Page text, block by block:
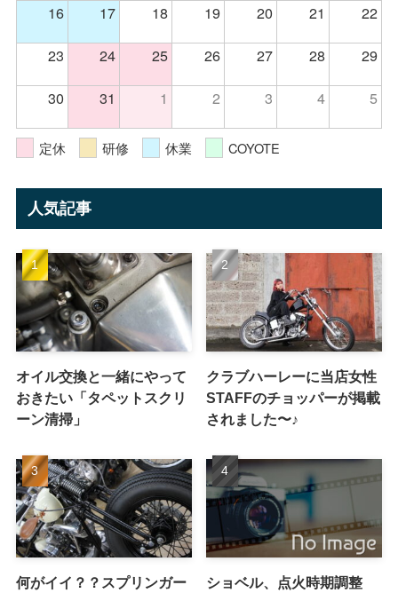
16
17 18 19 20 21
22
23
24 25 26 27 28
29
30
31 1 2 3 4 5
定休 研修 休業 COYOTE
人気記事
オイル交換と一緒にやって
おきたい「タペットスクリ
ーン清掃」
クラブハーレーに当店女性
STAFFのチョッパーが掲載
されました〜♪
何がイイ？？スプリンガー
ショベル、点火時期調整